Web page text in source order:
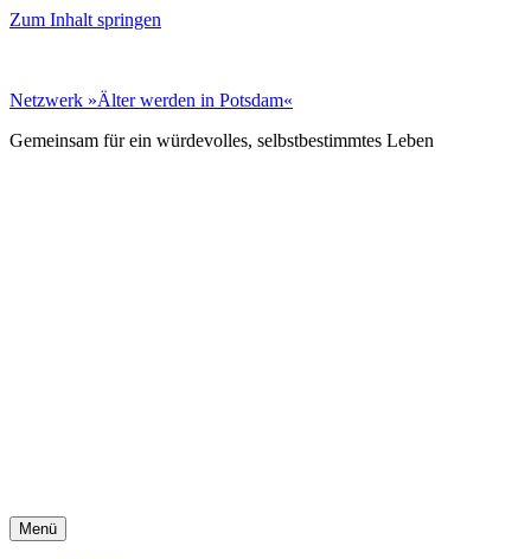
Zum Inhalt springen
Netz­werk »Älter wer­den in Pots­dam«
Gemeinsam für ein würdevolles, selbst­bestimmtes Leben
Menü